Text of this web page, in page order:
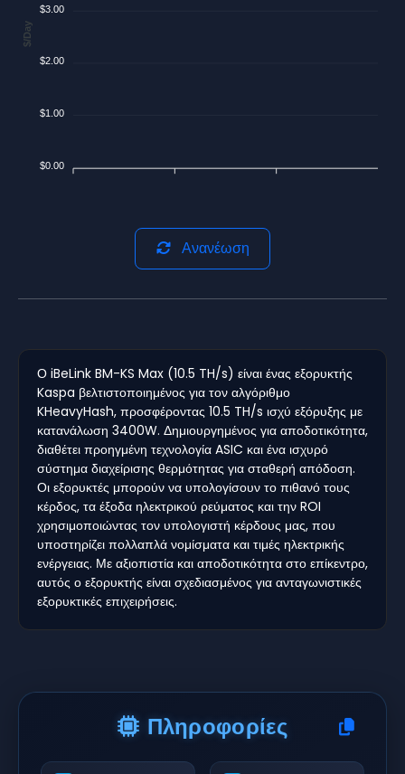
$3.00
$2.00
$1.00
$0.00
$/Day
Ανανέωση
Ο iBeLink BM-KS Max (10.5 TH/s) είναι ένας εξορυκτής
Kaspa βελτιστοποιημένος για τον αλγόριθμο
KHeavyHash, προσφέροντας 10.5 TH/s ισχύ εξόρυξης με
κατανάλωση 3400W. Δημιουργημένος για αποδοτικότητα,
διαθέτει προηγμένη τεχνολογία ASIC και ένα ισχυρό
σύστημα διαχείρισης θερμότητας για σταθερή απόδοση.
Οι εξορυκτές μπορούν να υπολογίσουν το πιθανό τους
κέρδος, τα έξοδα ηλεκτρικού ρεύματος και την ROI
χρησιμοποιώντας τον υπολογιστή κέρδους μας, που
υποστηρίζει πολλαπλά νομίσματα και τιμές ηλεκτρικής
ενέργειας. Με αξιοπιστία και αποδοτικότητα στο επίκεντρο,
αυτός ο εξορυκτής είναι σχεδιασμένος για ανταγωνιστικές
εξορυκτικές επιχειρήσεις.
Πληροφορίες